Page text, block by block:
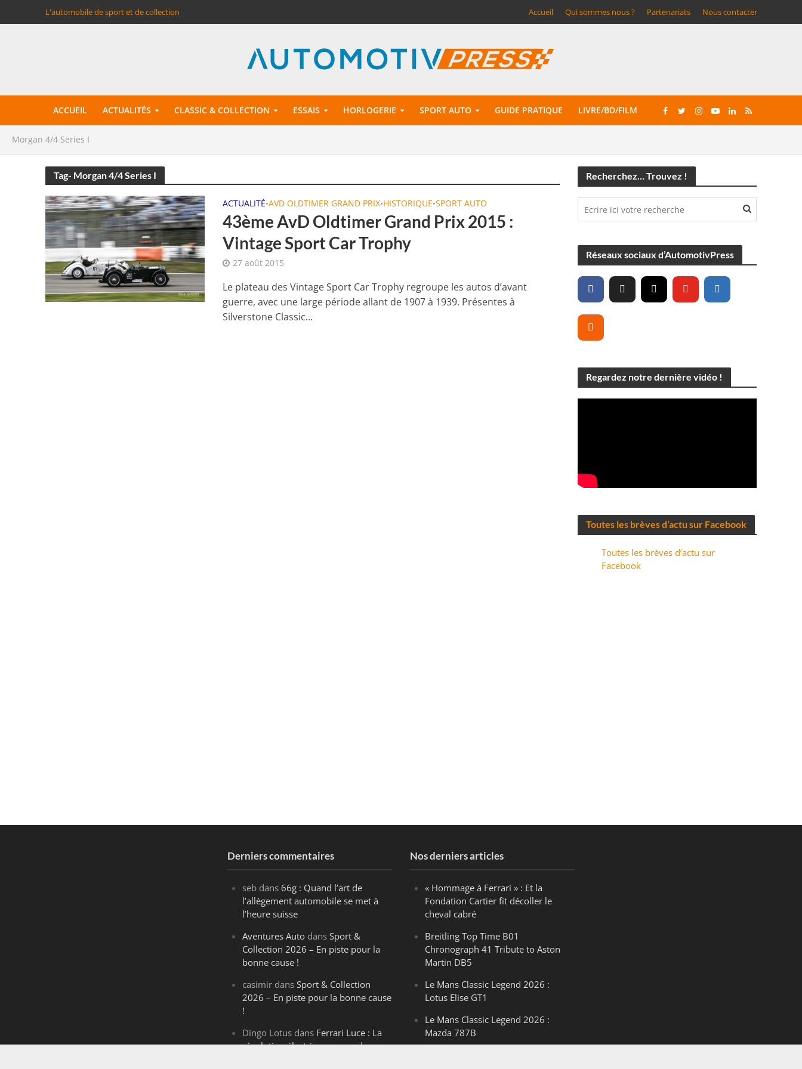
L'automobile de sport et de collection Accueil Qui sommes nous ? Partenariats Nous contacter
ACCUEIL ACTUALITÉS CLASSIC & COLLECTION ESSAIS HORLOGERIE SPORT AUTO GUIDE PRATIQUE LIVRE/BD/FILM
Morgan 4/4 Series I
Tag- Morgan 4/4 Series I
ACTUALITÉ•AVD OLDTIMER GRAND PRIX•HISTORIQUE•SPORT AUTO
43ème AvD Oldtimer Grand Prix 2015 :
Vintage Sport Car Trophy
27 août 2015
Le plateau des Vintage Sport Car Trophy regroupe les autos d’avant
guerre, avec une large période allant de 1907 à 1939. Présentes à
Silverstone Classic...
Recherchez… Trouvez !
Réseaux sociaux d’AutomotivPress
Regardez notre dernière vidéo !
Toutes les brèves d’actu sur Facebook
Toutes les brèves d’actu sur
Facebook
Derniers commentaires
seb dans66g : Quand l’art de
l’allègement automobile se met à
l’heure suisse
Aventures Auto dansSport &
Collection 2026 – En piste pour la
bonne cause !
casimir dansSport & Collection
2026 – En piste pour la bonne cause
!
Dingo Lotus dans Ferrari Luce : La
révolution électrique venue de
Nos derniers articles
« Hommage à Ferrari » : Et la
Fondation Cartier fit décoller le
cheval cabré
Breitling Top Time B01
Chronograph 41 Tribute to Aston
Martin DB5
Le Mans Classic Legend 2026 :
Lotus Elise GT1
Le Mans Classic Legend 2026 :
Mazda 787B